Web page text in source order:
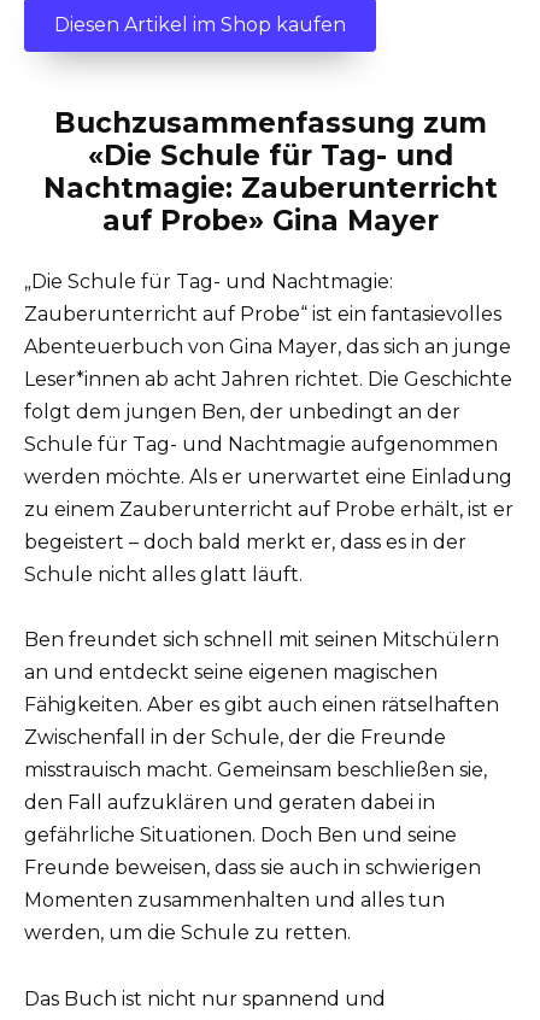
Diesen Artikel im Shop kaufen
Buchzusammenfassung zum
«Die Schule für Tag- und
Nachtmagie: Zauberunterricht
auf Probe» Gina Mayer
„Die Schule für Tag- und Nachtmagie:
Zauberunterricht auf Probe“ ist ein fantasievolles
Abenteuerbuch von Gina Mayer, das sich an junge
Leser*innen ab acht Jahren richtet. Die Geschichte
folgt dem jungen Ben, der unbedingt an der
Schule für Tag- und Nachtmagie aufgenommen
werden möchte. Als er unerwartet eine Einladung
zu einem Zauberunterricht auf Probe erhält, ist er
begeistert – doch bald merkt er, dass es in der
Schule nicht alles glatt läuft.
Ben freundet sich schnell mit seinen Mitschülern
an und entdeckt seine eigenen magischen
Fähigkeiten. Aber es gibt auch einen rätselhaften
Zwischenfall in der Schule, der die Freunde
misstrauisch macht. Gemeinsam beschließen sie,
den Fall aufzuklären und geraten dabei in
gefährliche Situationen. Doch Ben und seine
Freunde beweisen, dass sie auch in schwierigen
Momenten zusammenhalten und alles tun
werden, um die Schule zu retten.
Das Buch ist nicht nur spannend und